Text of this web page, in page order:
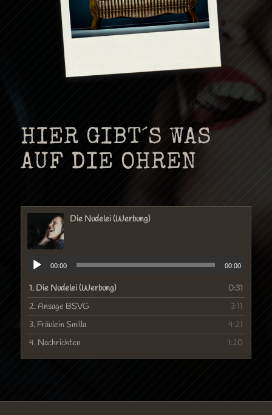
HIER GIBT´S WAS
AUF DIE OHREN
Die Nudelei (Werbung)
00:00 00:00
1. Die Nudelei (Werbung)
0:31
2.Ansage BSVG
3:11
3. Fräulein Smilla
4:21
4. Nachrichten 1:20